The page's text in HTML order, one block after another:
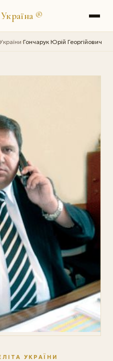
®
›Гончарук Юрiй Георгійович
УКРАЇНИ